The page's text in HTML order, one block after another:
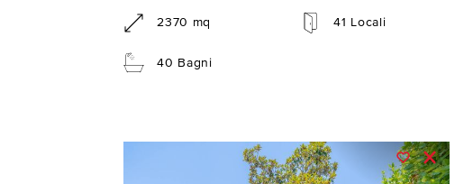
2370 mq 41 Locali
40 Bagni